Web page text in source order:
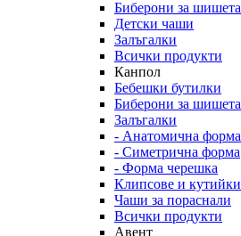
Биберони за шишета
Детски чаши
Залъгалки
Всички продукти
Канпол
Бебешки бутилки
Биберони за шишета
Залъгалки
- Анатомична форма
- Симетрична форма
- Форма черешка
Клипсове и кутийки
Чаши за пораснали
Всички продукти
Авент